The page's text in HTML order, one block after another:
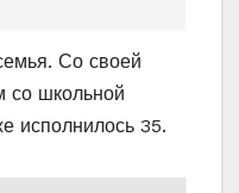
Со своей
со школьной
исполнилось 35.